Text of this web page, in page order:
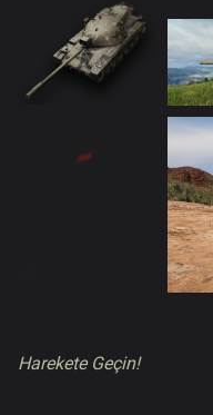
Harekete Geçin!